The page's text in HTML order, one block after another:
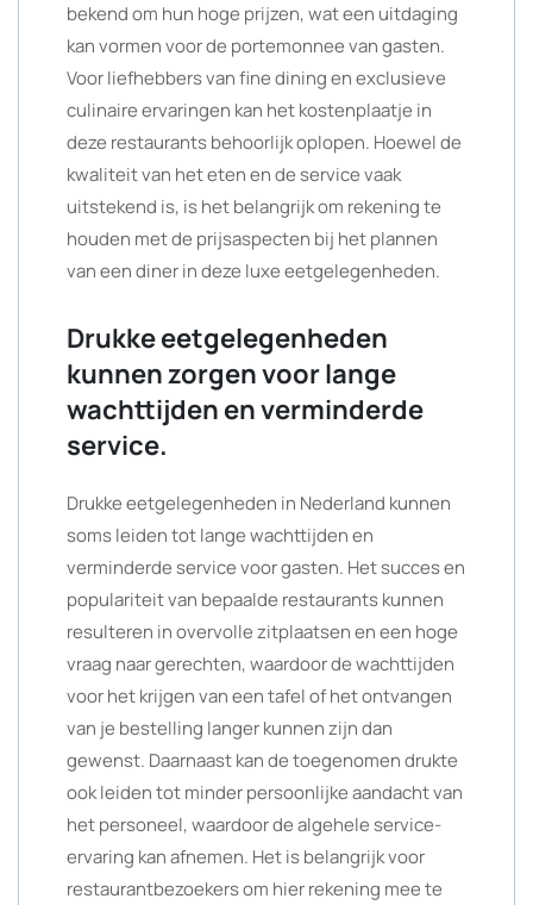
bekend om hun hoge prijzen, wat een uitdaging
kan vormen voor de portemonnee van gasten.
Voor liefhebbers van fine dining en exclusieve
culinaire ervaringen kan het kostenplaatje in
deze restaurants behoorlijk oplopen. Hoewel de
kwaliteit van het eten en de service vaak
uitstekend is, is het belangrijk om rekening te
houden met de prijsaspecten bij het plannen
van een diner in deze luxe eetgelegenheden.
Drukke eetgelegenheden
kunnen zorgen voor lange
wachttijden en verminderde
service.
Drukke eetgelegenheden in Nederland kunnen
soms leiden tot lange wachttijden en
verminderde service voor gasten. Het succes en
populariteit van bepaalde restaurants kunnen
resulteren in overvolle zitplaatsen en een hoge
vraag naar gerechten, waardoor de wachttijden
voor het krijgen van een tafel of het ontvangen
van je bestelling langer kunnen zijn dan
gewenst. Daarnaast kan de toegenomen drukte
ook leiden tot minder persoonlijke aandacht van
het personeel, waardoor de algehele service-
ervaring kan afnemen. Het is belangrijk voor
restaurantbezoekers om hier rekening mee te